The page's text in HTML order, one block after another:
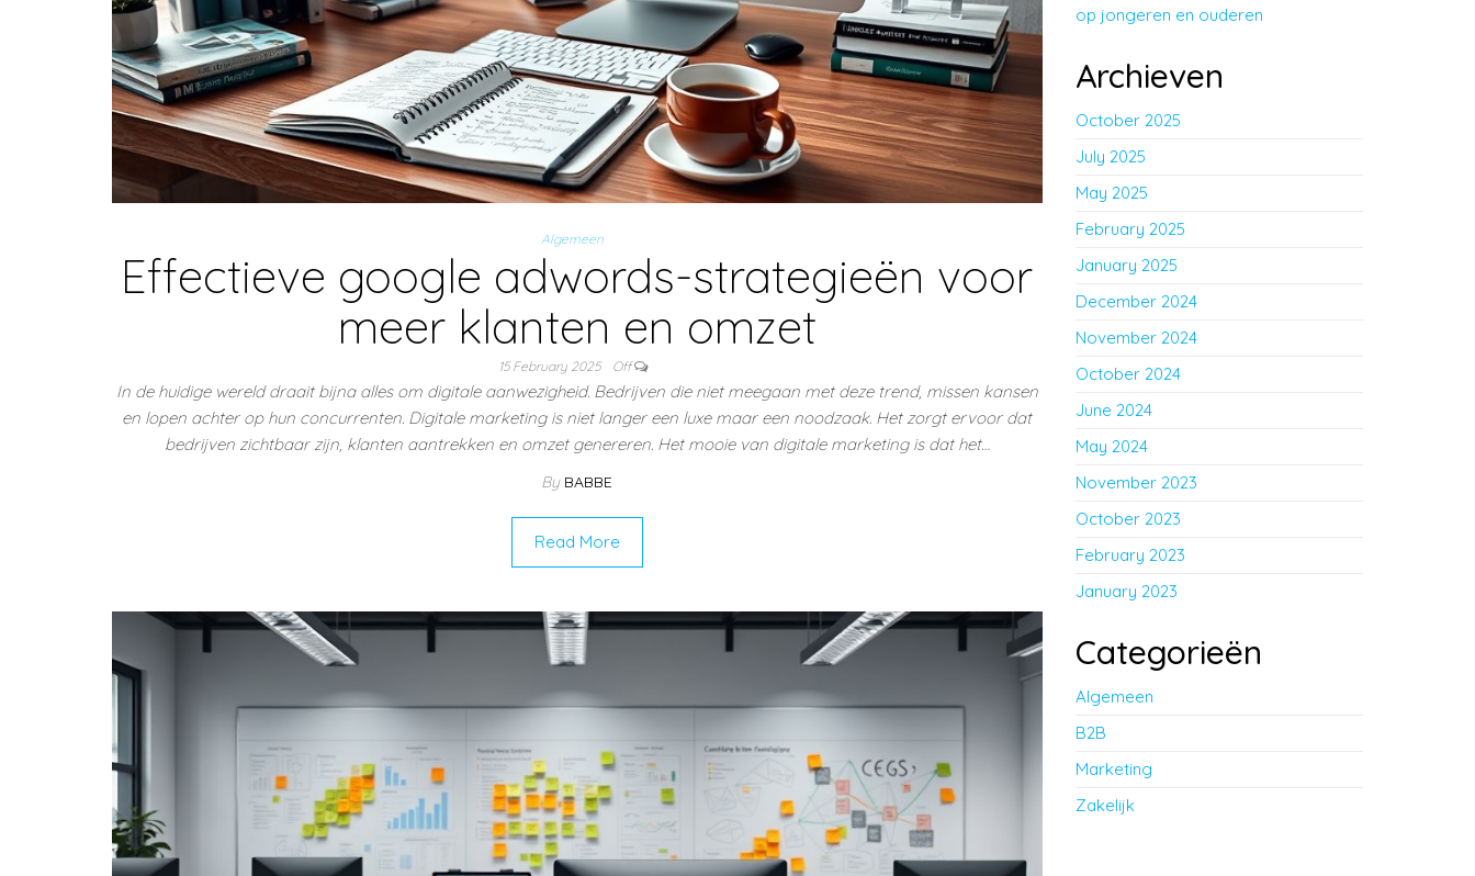
Algemeen
Effectieve google adwords-strategieën voor
meer klanten en omzet
15 February 2025 Off
In de huidige wereld draait bijna alles om digitale aanwezigheid. Bedrijven die niet meegaan met deze trend, missen kansen
en lopen achter op hun concurrenten. Digitale marketing is niet langer een luxe maar een noodzaak. Het zorgt ervoor dat
bedrijven zichtbaar zijn, klanten aantrekken en omzet genereren. Het mooie van digitale marketing is dat het…
By BABBE
Read More
op jongeren en ouderen
Archieven
October 2025
July 2025
May 2025
February 2025
January 2025
December 2024
November 2024
October 2024
June 2024
May 2024
November 2023
October 2023
February 2023
January 2023
Categorieën
Algemeen
B2B
Marketing
Zakelijk